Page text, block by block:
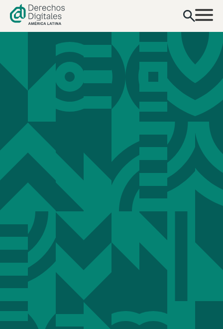
contenido